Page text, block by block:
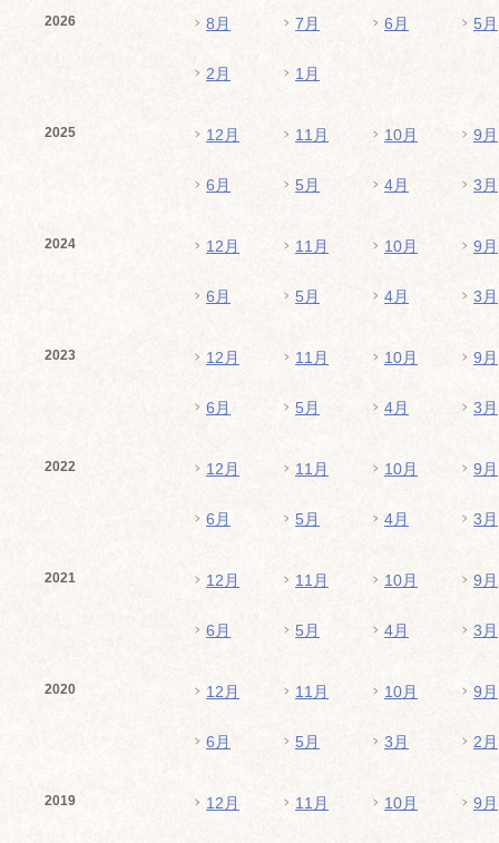
2026 8月 7月 6月 5月
2月 1月
2025 12月 11月 10月 9月
6月 5月 4月 3月
2024 12月 11月 10月 9月
6月 5月 4月 3月
2023 12月 11月 10月 9月
6月 5月 4月 3月
2022 12月 11月 10月 9月
6月 5月 4月 3月
2021 12月 11月 10月 9月
6月 5月 4月 3月
2020 12月 11月 10月 9月
6月 5月 3月 2月
2019 12月 11月 10月 9月